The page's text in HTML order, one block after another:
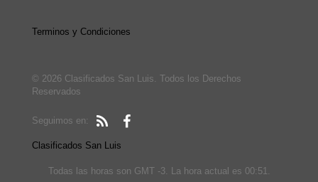
Terminos y Condiciones
© 2026 Clasificados San Luis. Todos los Derechos
Reservados
Seguimos en:
Clasificados San Luis
Todas las horas son GMT -3. La hora actual es 00:51.